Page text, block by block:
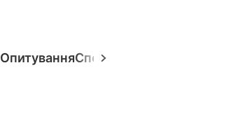
ОпитуванняСпецпроєкти